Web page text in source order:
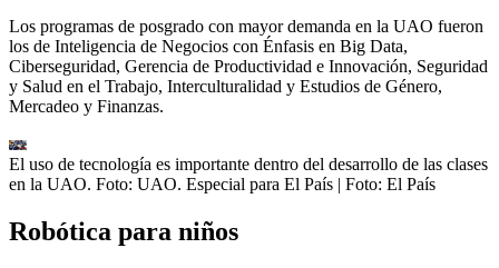
Los programas de posgrado con mayor demanda en la UAO fueron
los de Inteligencia de Negocios con Énfasis en Big Data,
Ciberseguridad, Gerencia de Productividad e Innovación, Seguridad
y Salud en el Trabajo, Interculturalidad y Estudios de Género,
Mercadeo y Finanzas.
El uso de tecnología es importante dentro del desarrollo de las clases
en la UAO. Foto: UAO. Especial para El País | Foto: El País
Robótica para niños